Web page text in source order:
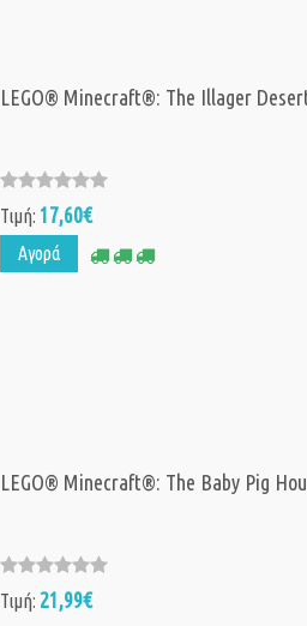
LEGO® Minecraft®: The Illager
Τιμή:17,60€
Αγορά
LEGO® Minecraft®: The Baby Pig
Τιμή: 21,99€